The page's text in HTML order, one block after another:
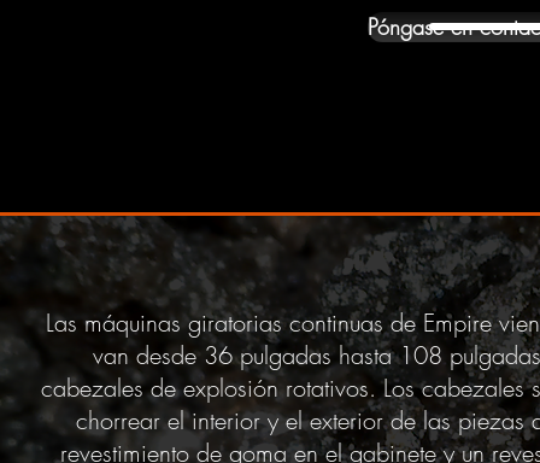
Póngase en
Las máquinas giratorias continuas de Empire
van desde 36 pulgadas hasta 108
cabezales de explosión rotativos. Los
chorrear el interior y el exterior de las piezas
revestimiento de goma en el gabinete y un